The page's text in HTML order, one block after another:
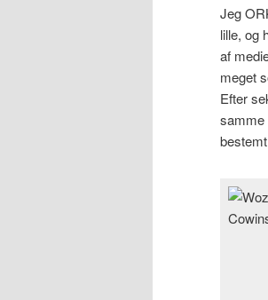
Jeg
lille, og
af
meget
Efter
samme